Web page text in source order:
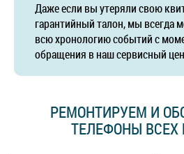
Даже если вы утеряли свою
гарантийный талон, мы всегда
всю хронологию событий с
обращения в наш сервисный
РЕМОНТИРУЕМ И
ТЕЛЕФОНЫ ВСЕХ